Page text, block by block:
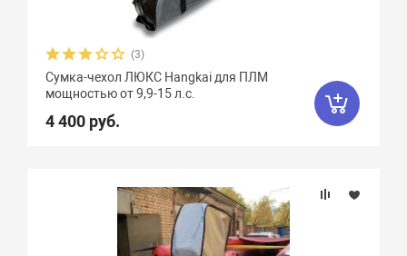
(3)
Сумка-чехол ЛЮКС Hangkai для ПЛМ
мощностью от 9,9-15 л.с.
4 400 руб.